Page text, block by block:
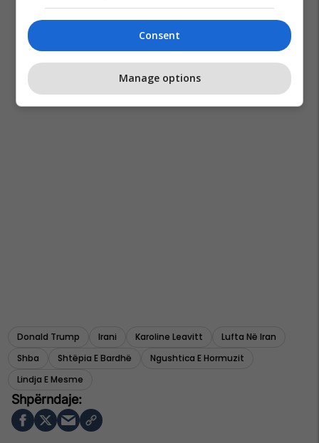
Donald Trump Irani Karoline Leavitt
Lufta Në Iran
Shba
Shtëpia E Bardhë
Ngushtica E Hormuzit
Lindja E Mesme
Consent
Manage options